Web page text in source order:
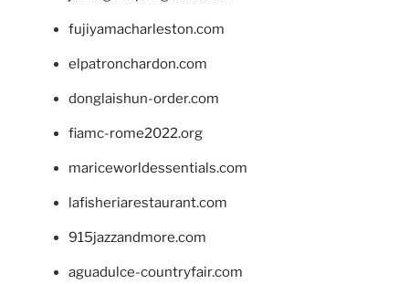
fujiyamacharleston.com
elpatronchardon.com
donglaishun-order.com
fiamc-rome2022.org
mariceworldessentials.com
lafisheriarestaurant.com
915jazzandmore.com
aguadulce-countryfair.com